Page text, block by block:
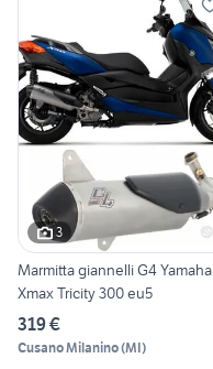
3
Marmitta giannelli G4 Yamaha
Xmax Tricity 300 eu5
319 €
Cusano Milanino(MI)